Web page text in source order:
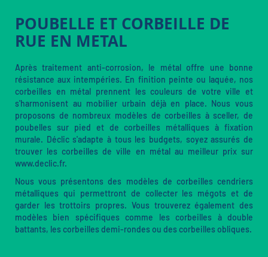
POUBELLE ET CORBEILLE DE
RUE EN METAL
Après traitement anti-corrosion, le métal offre une bonne
résistance aux intempéries. En finition peinte ou laquée, nos
corbeilles en métal prennent les couleurs de votre ville et
s'harmonisent au mobilier urbain déjà en place. Nous vous
proposons de nombreux modèles de corbeilles à sceller, de
poubelles sur pied et de corbeilles métalliques à fixation
murale. Déclic s'adapte à tous les budgets, soyez assurés de
trouver les corbeilles de ville en métal au meilleur prix sur
www.declic.fr.
Nous vous présentons des modèles de corbeilles cendriers
métalliques qui permettront de collecter les mégots et de
garder les trottoirs propres. Vous trouverez également des
modèles bien spécifiques comme les corbeilles à double
battants, les corbeilles demi-rondes ou des corbeilles obliques.